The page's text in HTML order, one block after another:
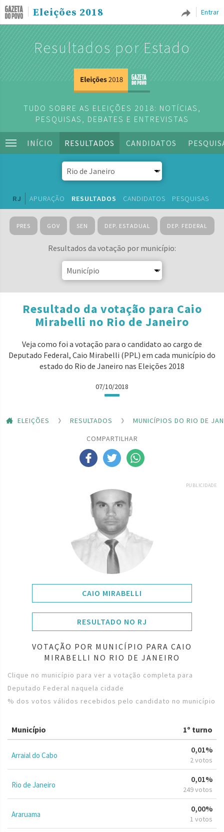
Entrar
Eleições 2018
Resultados por Estado
TUDO SOBRE AS ELEIÇÕES 2018: NOTÍCIAS,
PESQUISAS, DEBATES E ENTREVISTAS
INÍCIO RESULTADOS CANDIDATOS
RJ APURAÇÃO RESULTADOS CANDIDATOS PESQUISAS
PRES GOV SEN DEP. ESTADUAL DEP. FEDERAL
Resultados da votação por município:
Resultado da votação para Caio
Mirabelli no Rio de Janeiro
Veja como foi a votação para o candidato ao cargo de
Deputado Federal, Caio Mirabelli (PPL) em cada município do
estado do Rio de Janeiro nas Eleições 2018
07/10/2018
ELEIÇÕES RESULTADOS
MUNICÍPIOS DO RIO DE
COMPARTILHAR
PUBLICIDADE
CAIO MIRABELLI
RESULTADO NO RJ
VOTAÇÃO POR MUNICÍPIO PARA CAIO
MIRABELLI NO RIO DE JANEIRO
Clique no município para ver a votação completa para
Deputado Federal naquela cidade
% dos votos válidos recebidos pelo candidato no município
Município 1º turno
Arraial do Cabo
0,01%
2 votos
Rio de Janeiro
0,01%
249 votos
Araruama
0,00%
1 votos